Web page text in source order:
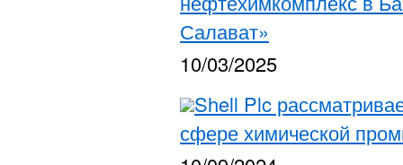
Салават»
10/03/2025
Shell Plc
сфере химической